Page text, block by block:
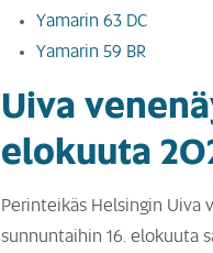
Yamarin 63 DC
Yamarin 59 BR
Uiva
elokuuta
Perinteikäs Helsingin Uiva
sunnuntaihin 16. elokuuta